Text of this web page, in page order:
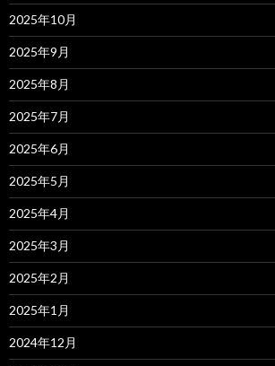
2025年10月
2025年9月
2025年8月
2025年7月
2025年6月
2025年5月
2025年4月
2025年3月
2025年2月
2025年1月
2024年12月